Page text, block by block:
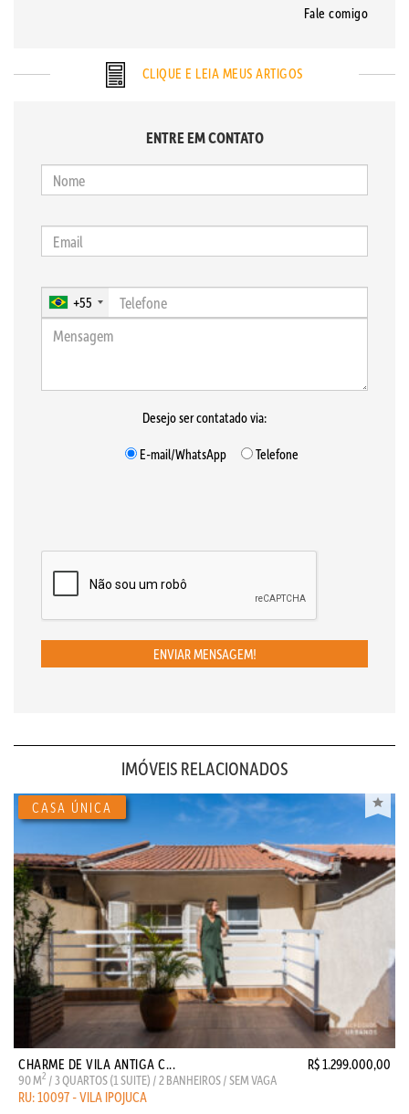
Fale comigo
CLIQUE E LEIA MEUS ARTIGOS
ENTRE EM CONTATO
+55
Desejo ser contatado via:
E-mail/WhatsApp
Telefone
ENVIAR MENSAGEM!
IMÓVEIS RELACIONADOS
CHARME DE VILA ANTIGA C... R$ 1.299.000,00
90 M2 / 3 QUARTOS (1 SUITE) / 2 BANHEIROS / SEM VAGA
RU: 10097 - VILA IPOJUCA